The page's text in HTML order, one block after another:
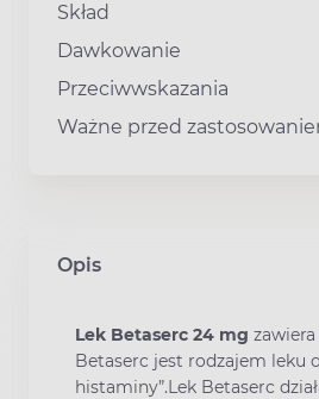
Skład
Dawkowanie
Przeciwwskazania
Ważne przed
Opis
Lek Betaserc 24 mg zawiera
Betaserc jest rodzajem leku
histaminy”.Lek Betaserc